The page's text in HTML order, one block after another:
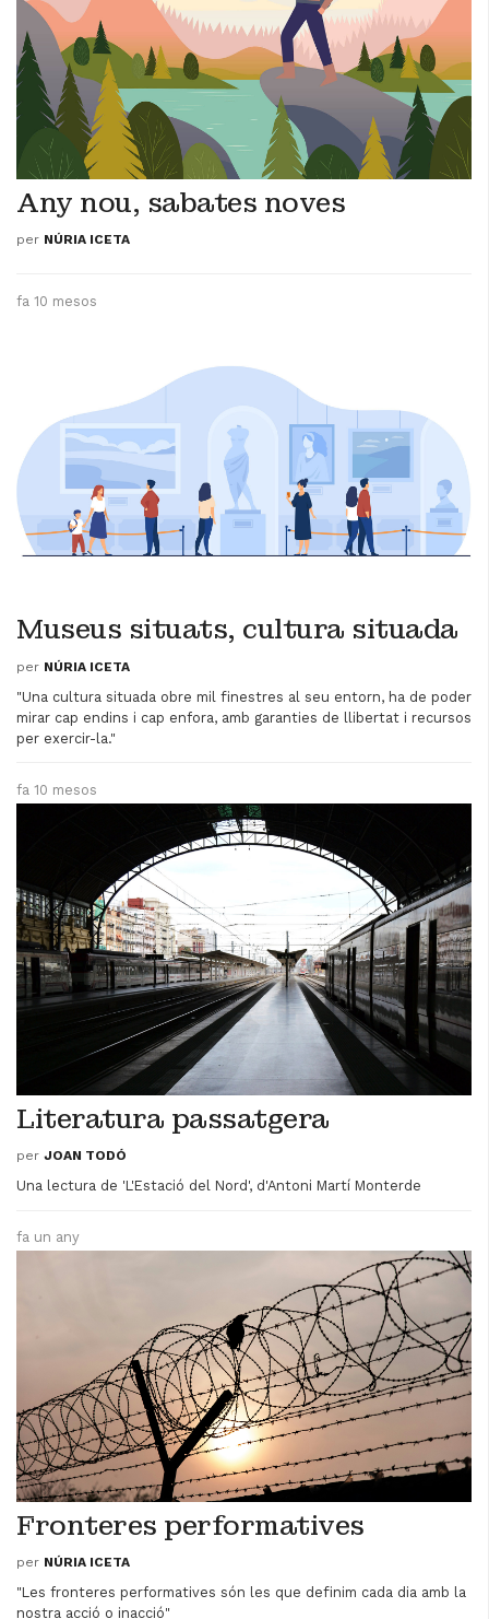
Any nou, sabates noves
per NÚRIA ICETA
fa 10 mesos
Museus situats, cultura situada
per NÚRIA ICETA
"Una cultura situada obre mil finestres al seu entorn, ha de poder
mirar cap endins i cap enfora, amb garanties de llibertat i recursos
per exercir-la."
fa 10 mesos
Literatura passatgera
per JOAN TODÓ
Una lectura de 'L'Estació del Nord', d'Antoni Martí Monterde
fa un any
Fronteres performatives
per NÚRIA ICETA
"Les fronteres performatives són les que definim cada dia amb la
nostra acció o inacció"